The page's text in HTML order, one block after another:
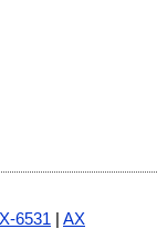
6531 AX